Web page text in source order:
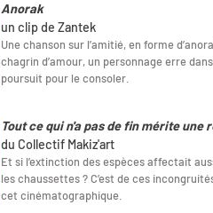
Anorak
un clip de Zantek
Une chanson sur l’amitié, en forme
chagrin d’amour, un personnage erre
poursuit pour le consoler.
Tout ce qui n'a pas de fin mérite une
du Collectif Makiz'art
Et si l’extinction des espèces affectait
les chaussettes ? C’est de ces
cet cinématographique.